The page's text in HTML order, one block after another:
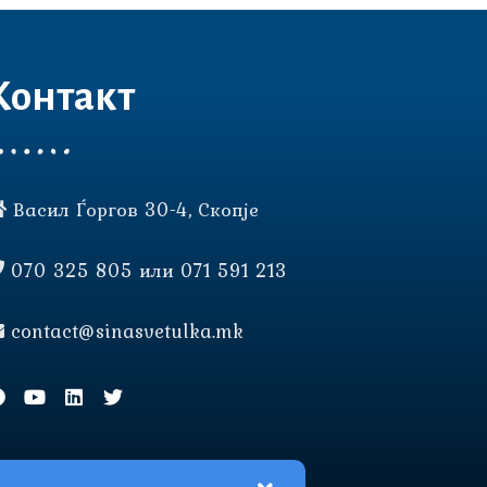
Васил Ѓоргов 30-4, Скопје
070 325 805 или 071 591 213
contact@sinasvetulka.mk